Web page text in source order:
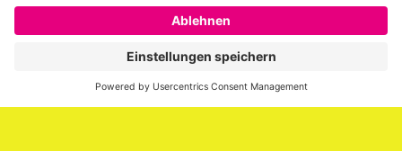
SAATKORN ist der Blog von Gero Hesse. Seit 2009 schreibt
er über die Themen Employer Branding,